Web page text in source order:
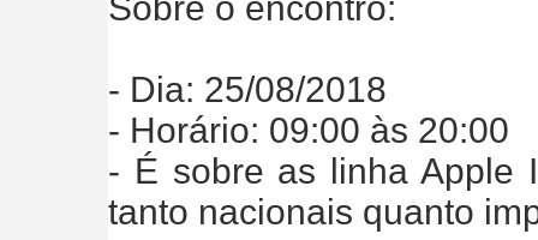
- Dia: 25/08/2018
- Horário: 09:00 às 20:00
- É sobre as linha Apple
tanto nacionais quanto